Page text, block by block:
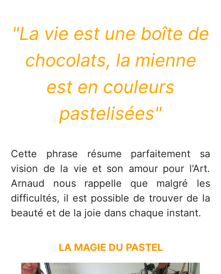
"La vie est une boîte de
chocolats, la mienne
est en couleurs
pastelisées"
Cette phrase résume parfaitement sa
vision de la vie et son amour pour l'Art.
Arnaud nous rappelle que malgré les
difficultés, il est possible de trouver de la
beauté et de la joie dans chaque instant.
LA MAGIE DU PASTEL